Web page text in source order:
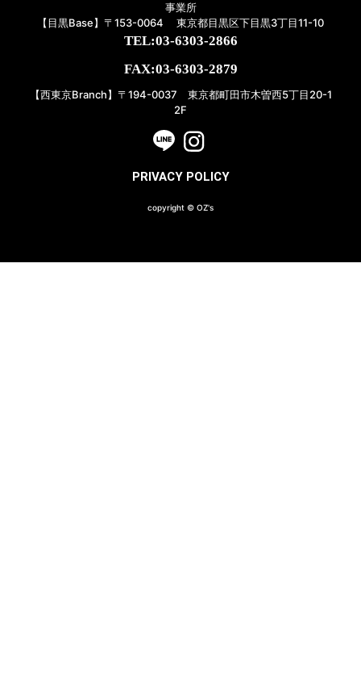
事業所
【目黒Base】〒153-0064 東京都目黒区下目黒3丁目11-10
TEL:03-6303-2866
FAX:03-6303-2879
【西東京Branch】〒194-0037 東京都町田市木曽西5丁目20-1
2F
PRIVACY POLICY
copyright © OZ's